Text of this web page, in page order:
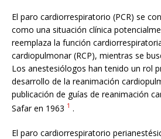
El paro cardiorrespiratorio (PCR) se
como una situación clínica
reemplaza la función
cardiopulmonar (RCP), mientras se
Los anestesiólogos han tenido un rol
desarrollo de la reanimación
publicación de guías de reanimación
Safar en 1963 1 .
El paro cardiorrespiratorio